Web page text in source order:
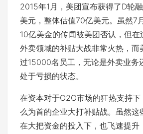
2015年1月，美团宣布获得了D轮
美元，整体估值70亿美元。虽然7
10亿美金的传闻被美团否认，但在
外卖领域的补贴大战非常火热，而
过15000名员工，无论是外卖业务
处于亏损的状态。
在资本对于O2O市场的狂热支持下
么为首的企业大打补贴战。虽然这
在大把资金的投入下，也飞速提升